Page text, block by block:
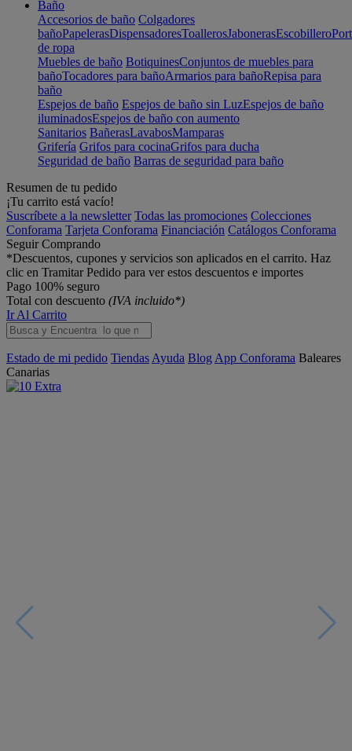
Baño
Accesorios de baño Colgadores
bañoPapelerasDispensadoresToallerosJabonerasEscobillero
de ropa
Muebles de baño BotiquinesConjuntos de muebles para
bañoTocadores para bañoArmarios para bañoRepisa para
baño
Espejos de baño Espejos de baño sin LuzEspejos de baño
iluminadosEspejos de baño con aumento
Sanitarios BañerasLavabosMamparas
Grifería Grifos para cocinaGrifos para ducha
Seguridad de baño Barras de seguridad para baño
Resumen de tu pedido
¡Tu carrito está vacío!
Suscríbete a la newsletter Todas las promociones Colecciones
Conforama Tarjeta Conforama Financiación Catálogos Conforama
Seguir Comprando
*Descuentos, cupones y servicios son aplicados en el carrito. Haz
clic en Tramitar Pedido para ver estos descuentos e importes
Pago 100% seguro
Total con descuento (IVA incluido*)
Ir Al Carrito
Estado de mi pedido Tiendas Ayuda Blog App Conforama Baleares
Canarias